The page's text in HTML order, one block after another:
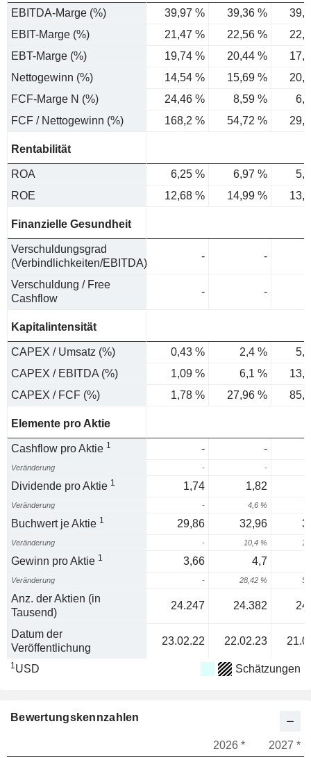
EBITDA-Marge (%) 39,97 % 39,36 %
EBIT-Marge (%)
21,47 % 22,56 %
EBT-Marge (%)
19,74 % 20,44 %
Nettogewinn (%)
14,54 % 15,69 %
FCF-Marge N (%)
24,46 % 8,59 %
FCF / Nettogewinn (%)
168,2 % 54,72 %
Rentabilität
ROA 6,25 % 6,97 %
ROE
12,68 % 14,99 %
Finanzielle Gesundheit
Verschuldungsgrad
(Verbindlichkeiten/EBITDA)
- -
Verschuldung / Free
Cashflow
- -
Kapitalintensität
CAPEX / Umsatz (%) 0,43 % 2,4 %
CAPEX / EBITDA (%)
1,09 % 6,1 %
CAPEX / FCF (%)
1,78 % 27,96 %
Elemente pro Aktie
Cashflow pro Aktie 1 - -
Veränderung - -
Dividende pro Aktie 1 1,74 1,82
Veränderung - 4,6 %
Buchwert je Aktie 1 29,86 32,96
Veränderung - 10,4 %
Gewinn pro Aktie 1 3,66 4,7
Veränderung - 28,42 %
Anz. der Aktien (in
Tausend)
24.247 24.382
Datum der
Veröffentlichung
23.02.22 22.02.23
1USD Schätzungen
Bewertungskennzahlen
2026 * 2027 *